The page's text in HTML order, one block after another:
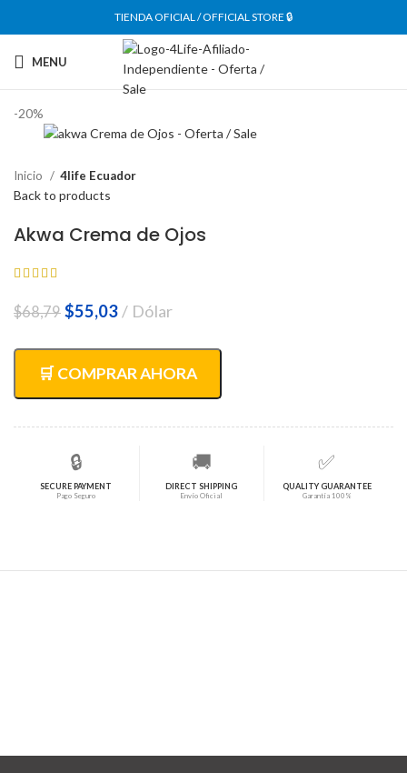
TIENDA OFICIAL / OFFICIAL STORE 🔒
MENU
-20%
Inicio 4life Ecuador
Back to products
Akwa Crema de Ojos
$68,79 El
original
era:
$55,03El
actual
es:
Dólar
🛒 COMPRAR AHORA
🔒
SECURE PAYMENT
Pago Seguro
🚚
DIRECT SHIPPING
Envío Oficial
✅
QUALITY GUARANTEE
Garantía 100%